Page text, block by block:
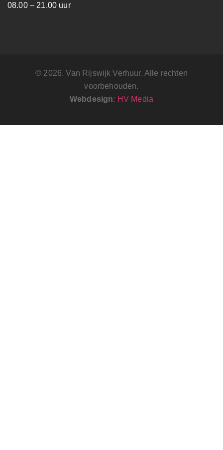
08.00 – 21.00 uur
© 2026. Van Rijswijk Verhuur. Alle rechten
voorbehouden.
Webdesign: HV Media